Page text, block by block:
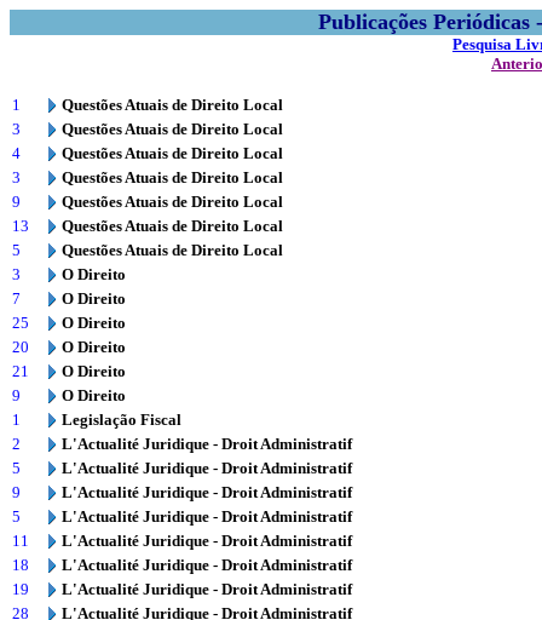
Publicações
Pesquisa
1
Questões Atuais de Direito Local
3
Questões Atuais de Direito Local
4
Questões Atuais de Direito Local
3
Questões Atuais de Direito Local
9
Questões Atuais de Direito Local
13
Questões Atuais de Direito Local
5
Questões Atuais de Direito Local
3
O Direito
7
O Direito
25
O Direito
20
O Direito
21
O Direito
9
O Direito
1
Legislação Fiscal
2
L'Actualité Juridique - Droit Administratif
5
L'Actualité Juridique - Droit Administratif
9
L'Actualité Juridique - Droit Administratif
5
L'Actualité Juridique - Droit Administratif
11
L'Actualité Juridique - Droit Administratif
18
L'Actualité Juridique - Droit Administratif
19
L'Actualité Juridique - Droit Administratif
28
L'Actualité Juridique - Droit Administratif